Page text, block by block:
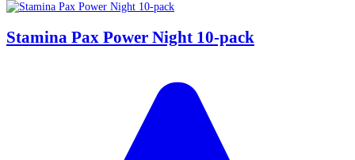
Stamina Pax Power Night 10-pack